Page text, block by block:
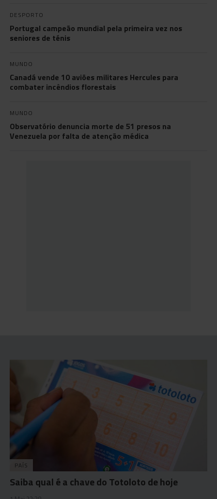
DESPORTO
Portugal campeão mundial pela primeira vez nos
seniores de ténis
MUNDO
Canadá vende 10 aviões militares Hercules para
combater incêndios florestais
MUNDO
Observatório denuncia morte de 51 presos na
Venezuela por falta de atenção médica
PAÍS
Saiba qual é a chave do Totoloto de hoje